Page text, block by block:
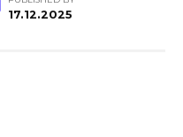
17.12.2025